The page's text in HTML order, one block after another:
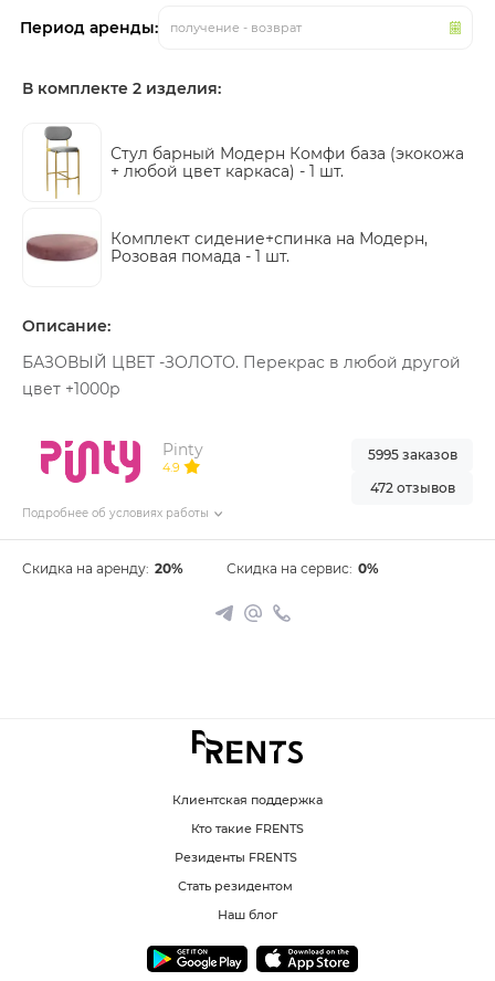
Период аренды: получение - возврат
В комплекте 2 изделия:
Стул барный Модерн Комфи база (экокожа
+ любой цвет каркаса) - 1 шт.
Комплект сидение+спинка на Модерн,
Розовая помада - 1 шт.
Описание:
БАЗОВЫЙ ЦВЕТ -ЗОЛОТО. Перекрас в любой другой
цвет +1000р
Pinty
4.9
Подробнее об условиях работы
5995 заказов
472 отзывов
Скидка на аренду: 20% Скидка на сервис: 0%
Клиентская поддержка
Кто такие FRENTS
Резиденты FRENTS
Стать резидентом
Наш блог